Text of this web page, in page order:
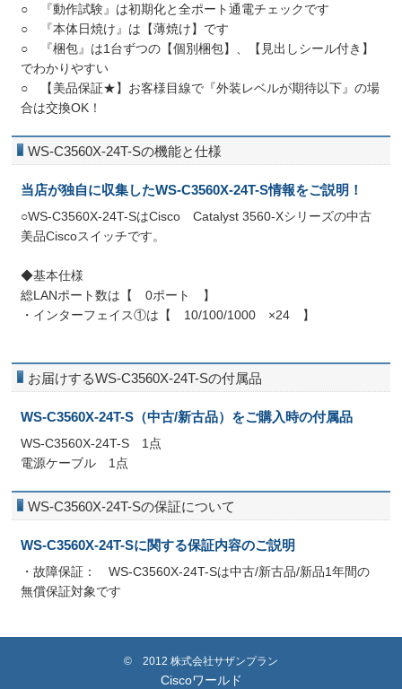
○ 『動作試験』は初期化と全ポート通電チェックです
○ 『本体日焼け』は【薄焼け】です
○ 『梱包』は1台ずつの【個別梱包】、【見出しシール付き】
でわかりやすい
○ 【美品保証★】お客様目線で『外装レベルが期待以下』の場
合は交換OK！
WS-C3560X-24T-Sの機能と仕様
当店が独自に収集したWS-C3560X-24T-S情報をご説明！
○WS-C3560X-24T-SはCisco Catalyst 3560-Xシリーズの中古
美品Ciscoスイッチです。
◆基本仕様
総LANポート数は【 0ポート 】
・インターフェイス①は【 10/100/1000 ×24 】
お届けするWS-C3560X-24T-Sの付属品
WS-C3560X-24T-S（中古/新古品）をご購入時の付属品
WS-C3560X-24T-S 1点
電源ケーブル 1点
WS-C3560X-24T-Sの保証について
WS-C3560X-24T-Sに関する保証内容のご説明
・故障保証： WS-C3560X-24T-Sは中古/新古品/新品1年間の
無償保証対象です
© 2012 株式会社サザンプラン
Ciscoワールド